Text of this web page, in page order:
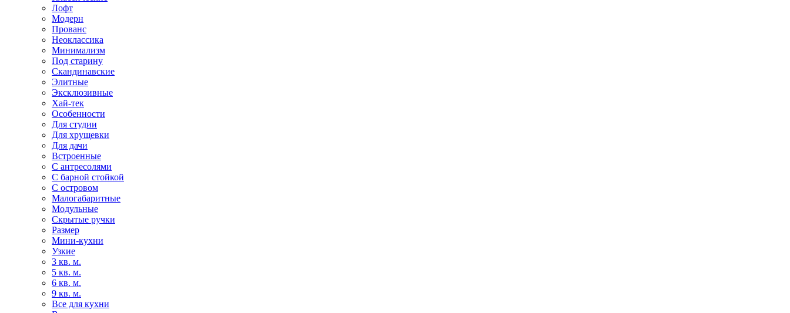
Лофт
Модерн
Прованс
Неоклассика
Минимализм
Под старину
Скандинавские
Элитные
Эксклюзивные
Хай-тек
Особенности
Для студии
Для хрущевки
Для дачи
Встроенные
С антресолями
С барной стойкой
С островом
Малогабаритные
Модульные
Скрытые ручки
Размер
Мини-кухни
Узкие
3 кв. м.
5 кв. м.
6 кв. м.
9 кв. м.
Все для кухни